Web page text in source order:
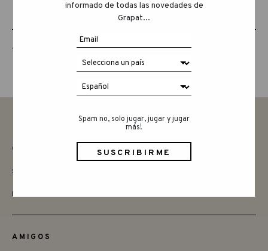
THE ANIMAL CREW
informado de todas las novedades de
Grapat...
Spam no, solo jugar, jugar y jugar
más!
CONTACTAR
SAY HELLO
INSTAGRAM
AMIGOS